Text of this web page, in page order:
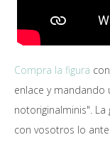
Compra la figura
enlace y
notoriginalminis".
con vosotros lo